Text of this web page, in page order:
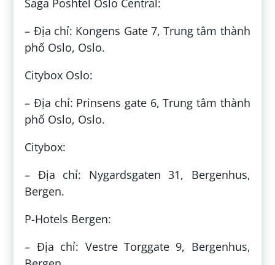
Saga Poshtel Oslo Central:
– Địa chỉ: Kongens Gate 7, Trung tâm thành
phố Oslo, Oslo.
Citybox Oslo:
– Địa chỉ: Prinsens gate 6, Trung tâm thành
phố Oslo, Oslo.
Citybox:
– Địa chỉ: Nygardsgaten 31, Bergenhus,
Bergen.
P-Hotels Bergen:
– Địa chỉ: Vestre Torggate 9, Bergenhus,